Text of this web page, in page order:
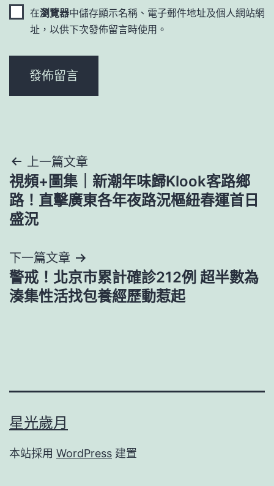
在瀏覽器中儲存顯示名稱、電子郵件地址及個人網站網
址，以供下次發佈留言時使用。
文
章
導
覽
上一篇文章
視頻+圖集｜新潮年味歸Klook客路鄉
路！直擊廣東各年夜路況樞紐春運首日
盛況
下一篇文章
警戒！北京市累計確診212例 超半數為
湊集性活找包養經歷動惹起
星光歲月
本站採用 WordPress 建置